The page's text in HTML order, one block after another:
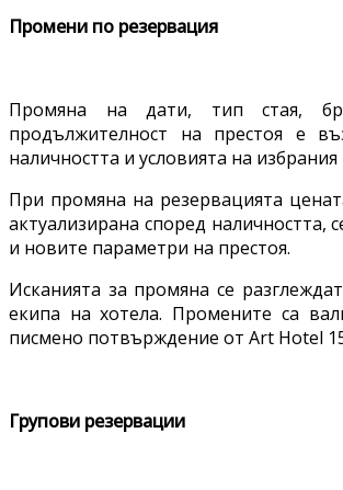
Промени по резервация
Промяна на дати, тип стая,
продължителност на престоя е
наличността и условията на
При промяна на резервацията
актуализирана според наличността,
и новите параметри на престоя.
Исканията за промяна се
екипа на хотела. Промените са
писмено потвърждение от Art Hotel
Групови резервации